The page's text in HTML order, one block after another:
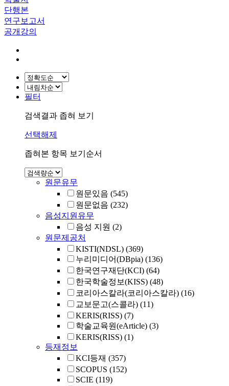
단행본
연구보고서
공개강의
필터
검색결과 좁혀 보기
선택해제
좁혀본 항목 보기순서
원문유무
원문있음 (545)
원문없음 (232)
음성지원유무
음성 지원 (2)
원문제공처
KISTI(NDSL) (369)
누리미디어(DBpia) (136)
한국연구재단(KCI) (64)
한국학술정보(KISS) (48)
코리아스칼라(코리아스칼라) (16)
교보문고(스콜라) (11)
KERIS(RISS) (7)
학술교육원(eArticle) (3)
KERIS(RISS) (1)
등재정보
KCI등재 (357)
SCOPUS (152)
SCIE (119)